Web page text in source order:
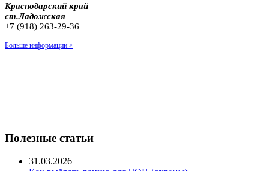
Краснодарский край
ст.Ладожская
+7 (918) 263-29-36
Больше информации >
Полезные статьи
31.03.2026